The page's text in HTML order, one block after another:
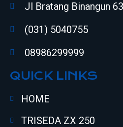
Jl Bratang Binangun
(031) 5040755
08986299999
QUICK LINKS
HOME
TRISEDA ZX 250